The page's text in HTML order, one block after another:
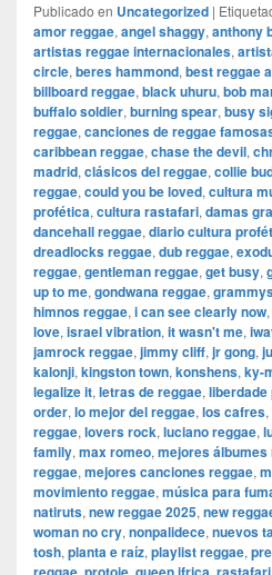
Publicado en Uncategorized |
amor reggae, angel shaggy, anthony
artistas reggae internacionales,
circle, beres hammond, best reggae
billboard reggae, black uhuru, bob
buffalo soldier, burning spear, busy
reggae, canciones de reggae
caribbean reggae, chase the devil,
madrid, clásicos del reggae, collie
reggae, could you be loved, cultura
profética, cultura rastafari, damas
dancehall reggae, diario cultura
dreadlocks reggae, dub reggae,
reggae, gentleman reggae, get busy,
up to me, gondwana reggae,
himnos reggae, i can see clearly now,
love, israel vibration, it wasn't me,
jamrock reggae, jimmy cliff, jr gong,
kalonji, kingston town, konshens, ky-
legalize it, letras de reggae, liberdade
order, lo mejor del reggae, los cafres,
reggae, lovers rock, luciano reggae,
family, max romeo, mejores álbumes
reggae, mejores canciones reggae,
movimiento reggae, música para
natiruts, new reggae 2025, new
woman no cry, nonpalidece, nuevos
tosh, planta e raíz, playlist reggae,